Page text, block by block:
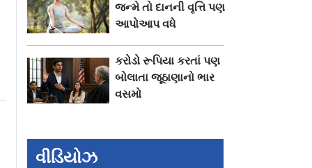
જન્મે તો દાનની વૃત્તિ પણ
આપોઆપ વધે
કરોડો રૂપિયા કરતાં પણ
બોલાતા જૂઠાણાનો ભાર
વસમો
વીડિયોઝ